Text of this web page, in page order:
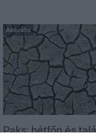
Aktuális
Paks: hétfőn és